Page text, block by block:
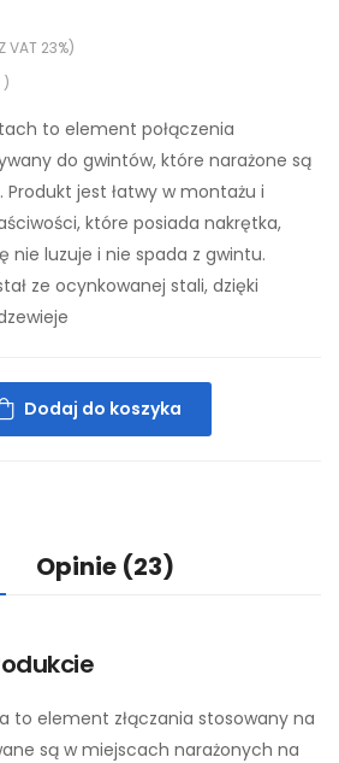
23%)
)
to element połączenia
do gwintów, które narażone są
Produkt jest łatwy w montażu i
które posiada nakrętka,
nie luzuje i nie spada z gwintu.
ze ocynkowanej stali, dzięki
Dodaj do koszyka
Opinie (23)
to element złączania stosowany na
są w miejscach narażonych na